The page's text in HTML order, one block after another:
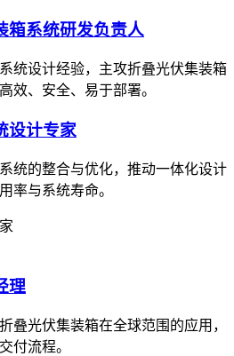
箱系统研发负责人
统设计经验，主攻折叠光伏集装箱
效、安全、易于部署。
设计专家
统的整合与优化，推动一体化设计
率与系统寿命。
理
叠光伏集装箱在全球范围的应用，
付流程。